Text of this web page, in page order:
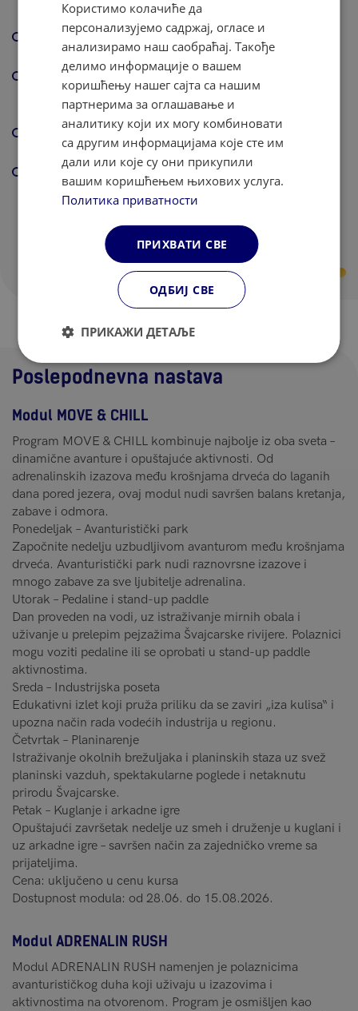
drugih klasičnih jela
Nedelja 4 (19.07. – 25.07.)
Čokolada i poslastičarstvo – još jedno slatko iskustvo
Nedelja 5 (26.07. – 01.08.)
„Svetska kuhinja“ – raznovrsni specijaliteti iz celog
sveta
Nedelja 6 (02.08. – 08.08.)
„Svetska kuhinja“ – nova kulinarska otkrića i ukusi
Nedelja 7 (09.08. – 15.08.)
Čokolada i poslastičarstvo – savršen završetak kampa
Trajanje programa 1-4 nedelje
Poslepodnevna nastava
Modul MOVE & CHILL
Program MOVE & CHILL kombinuje najbolje iz oba sveta –
dinamične avanture i opuštajuće aktivnosti. Od
adrenalinskih izazova među krošnjama drveća do laganih
dana pored jezera, ovaj modul nudi savršen balans kretanja,
zabave i odmora.
Ponedeljak – Avanturistički park
Započnite nedelju uzbudljivom avanturom među krošnjama
drveća. Avanturistički park nudi raznovrsne izazove i
mnogo zabave za sve ljubitelje adrenalina.
Utorak – Pedaline i stand-up paddle
Dan proveden na vodi, uz istraživanje mirnih obala i
uživanje u prelepim pejzažima Švajcarske rivijere. Polaznici
mogu voziti pedaline ili se oprobati u stand-up paddle
aktivnostima.
Sreda – Industrijska poseta
Edukativni izlet koji pruža priliku da se zaviri „iza kulisa“ i
upozna način rada vodećih industrija u regionu.
Četvrtak – Planinarenje
Istraživanje okolnih brežuljaka i planinskih staza uz svež
planinski vazduh, spektakularne poglede i netaknutu
prirodu Švajcarske.
Petak – Kuglanje i arkadne igre
Opuštajući završetak nedelje uz smeh i druženje u kuglani i
uz arkadne igre – savršen način za zajedničko vreme sa
prijateljima.
Cena: uključeno u cenu kursa
Dostupnost modula: od 28.06. do 15.08.2026.
Modul ADRENALIN RUSH
Modul ADRENALIN RUSH namenjen je polaznicima
avanturističkog duha koji uživaju u izazovima i
aktivnostima na otvorenom. Program je osmišljen kao
Користимо колачиће да
персонализујемо садржај, огласе и
анализирамо наш саобраћај. Такође
делимо информације о вашем
коришћењу нашег сајта са нашим
партнерима за оглашавање и
аналитику који их могу комбиновати
са другим информацијама које сте им
дали или које су они прикупили
вашим коришћењем њихових услуга.
Политика приватности
ПРИХВАТИ СВЕ
ОДБИЈ СВЕ
ПРИКАЖИ ДЕТАЉЕ